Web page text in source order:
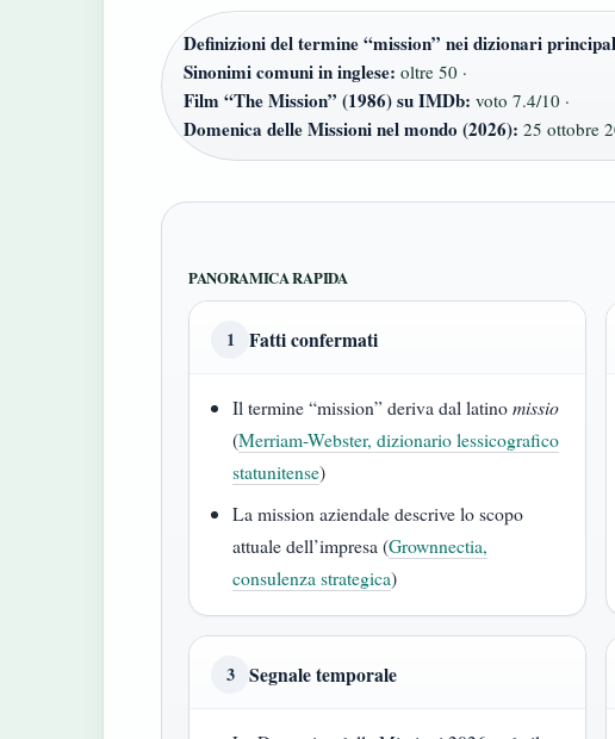
Definizioni del termine “mission” nei dizionari
Sinonimi comuni in inglese: oltre 50 ·
Film “The Mission” (1986) su IMDb: voto 7.4/10 ·
Domenica delle Missioni nel mondo (2026): 25 ottobre
PANORAMICA RAPIDA
1 Fatti confermati
Il termine “mission” deriva dal latinomissio
(Merriam-Webster, dizionario lessicografico
statunitense)
La mission aziendale descrive lo scopo
attuale dell’impresa (Grownnectia,
consulenza strategica)
3 Segnale temporale